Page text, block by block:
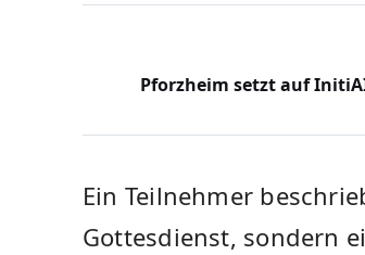
Pforzheim setzt auf
Ein Teilnehmer
Gottesdienst, sondern